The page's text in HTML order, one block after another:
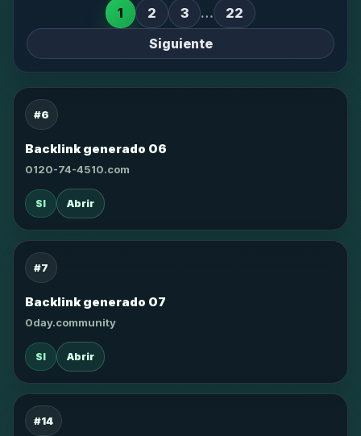
1
2 3 …
22
Siguiente
#6
Backlink generado 06
0120-74-4510.com
SI Abrir
#7
Backlink generado 07
0day.community
SI Abrir
#14